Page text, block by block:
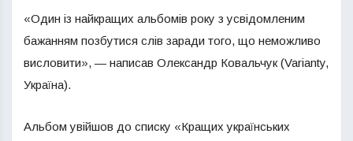
«Один із найкращих альбомів року з усвідомленим
бажанням позбутися слів заради того, що неможливо
висловити», — написав Олександр Ковальчук (Varianty,
Україна).
Альбом увійшов до списку «Кращих українських